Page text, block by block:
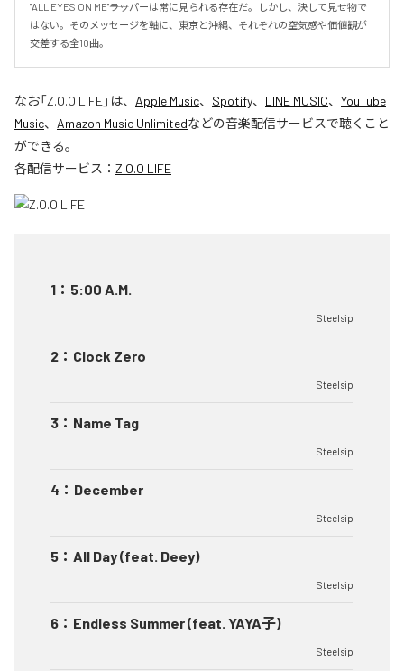
"ALL EYES ON ME"――ラッパーは常に見られる存在だ。しかし、決して見せ物で
はない。そのメッセージを軸に、東京と沖縄、それぞれの空気感や価値観が
交差する全10曲。
なお「Z.O.O LIFE」は、 Apple Music、 Spotify、 LINE MUSIC、 YouTube
Music、 Amazon Music Unlimitedなどの音楽配信サービスで聴くこと
ができる。
各配信サービス： Z.O.O LIFE
1 ： 5:00 A.M.
Steelsip
2 ： Clock Zero
Steelsip
3 ： Name Tag
Steelsip
4 ： December
Steelsip
5 ： All Day (feat. Deey)
Steelsip
6 ： Endless Summer (feat. YAYA子)
Steelsip